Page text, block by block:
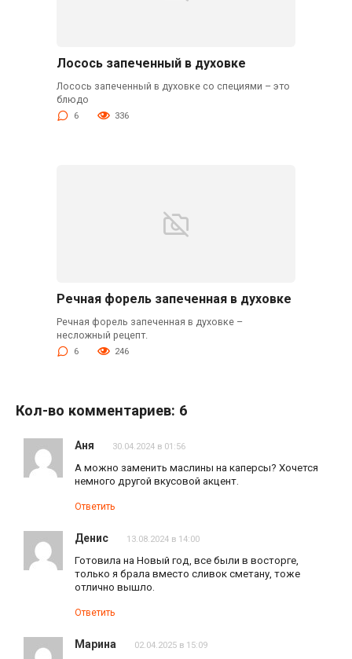
Лосось запеченный в духовке
Лосось запеченный в духовке со специями – это
блюдо
6 336
Речная форель запеченная в духовке
Речная форель запеченная в духовке –
несложный рецепт.
6 246
Кол-во комментариев: 6
Аня 30.04.2024 в 01:56
А можно заменить маслины на каперсы? Хочется
немного другой вкусовой акцент.
Ответить
Денис 13.08.2024 в 14:00
Готовила на Новый год, все были в восторге,
только я брала вместо сливок сметану, тоже
отлично вышло.
Ответить
Марина 02.04.2025 в 15:09